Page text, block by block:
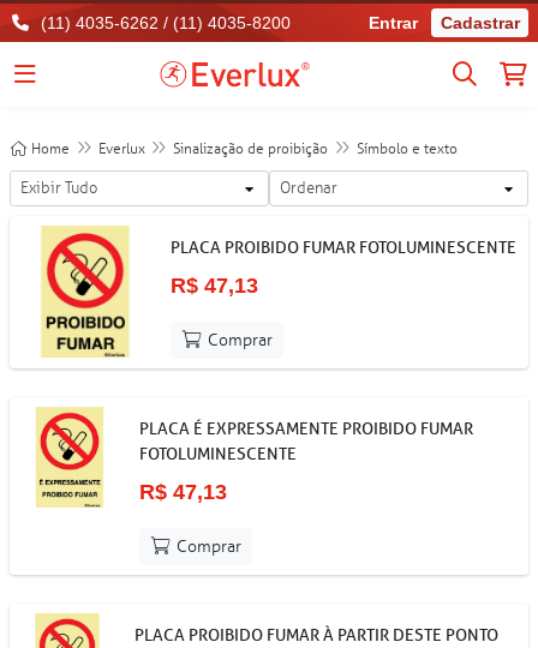
(11) 4035-6262 / (11) 4035-8200 Entrar Cadastrar
Home Everlux Sinalização de proibição Símbolo e texto
PLACA PROIBIDO FUMAR FOTOLUMINESCENTE
R$ 47,13
Comprar
PLACA É EXPRESSAMENTE PROIBIDO FUMAR
FOTOLUMINESCENTE
R$ 47,13
Comprar
PLACA PROIBIDO FUMAR À PARTIR DESTE PONTO